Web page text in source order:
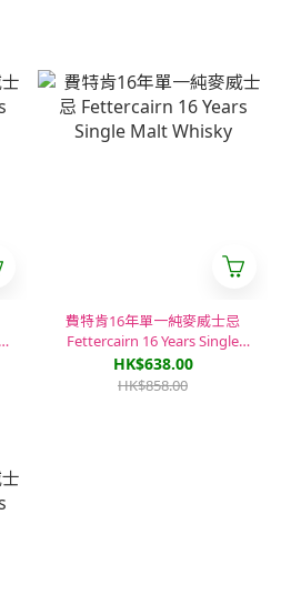
費特肯16年單一純麥威士忌
Fettercairn 16 Years Single
Malt Whisky
HK$638.00
HK$858.00